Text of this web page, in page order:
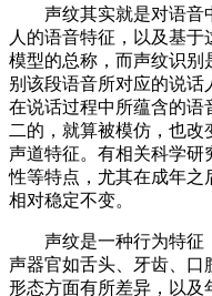
声纹其实就是对语音
人的语音特征，以及基
模型的总称，而声纹识别
别该段语音所对应的说话
在说话过程中所蕴含的语
二的，就算被模仿，也
声道特征。有相关科学研
性等特点，尤其在成年之
相对稳定不变。
声纹是一种行为特征
声器官如舌头、牙齿、口
形态方面有所差异，以及